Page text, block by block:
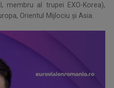
membru al trupei EXO-Korea),
Orientul Mijlociu și Asia.